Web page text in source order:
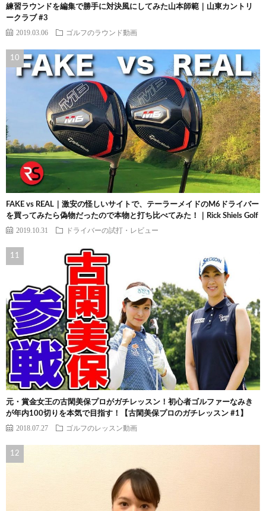
練習ラウンドを編集で勝手に対決風にしてみた山本師範｜山東カントリ
ークラブ #3
2019.03.06 ゴルフのラウンド動画
FAKE vs REAL｜激安の怪しいサイトで、テーラーメイドのM6ドライバー
を買ってみたら偽物だったので本物と打ち比べてみた！｜Rick Shiels Golf
2019.10.31 ドライバーの試打・レビュー
元・賞金女王の古閑美保プロがガチレッスン！初心者ゴルファーなみき
が年内100切りを本気で目指す！【古閑美保プロのガチレッスン #1】
2018.07.27 ゴルフのレッスン動画